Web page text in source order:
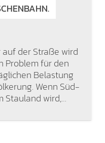
der Straße wird
Problem für den
Belastung
Wenn Süd-
Stauland wird,…